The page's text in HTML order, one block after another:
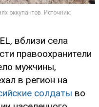
вблизи села
правоохранители
мужчины,
в регион на
солдаты во